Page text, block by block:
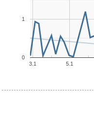
3.1 5.1
0
1